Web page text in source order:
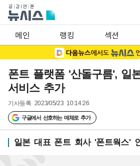
메인 랭킹 섹션
폰트 플랫폼 '산돌구름', 일
서비스 추가
기사등록 2023/05/23 10:14:26
구글에서 선호하는 매체로 추가
일본 대표 폰트 회사 '폰트웍스'